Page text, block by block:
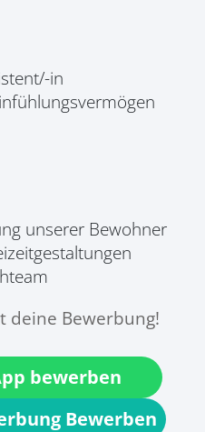
in
unserer Bewohner
deine Bewerbung!
Bewerben
bewerben